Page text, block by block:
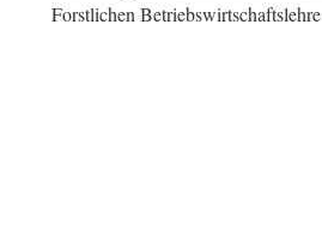
Forstlichen Betriebswirtschaftslehre